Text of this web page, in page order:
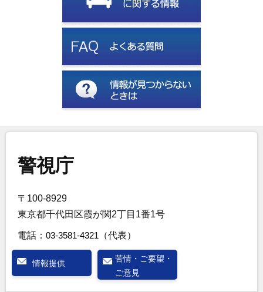
警視庁
〒100-8929
東京都千代田区霞が関2丁目1番1号
電話： 03-3581-4321 （代表）
情報提供
苦情・ご要望・
ご意見